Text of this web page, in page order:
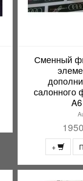
Сменный
салонного
+